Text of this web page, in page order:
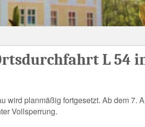
L 54
wird planmäßig fortgesetzt. Ab dem 7.
Vollsperrung.